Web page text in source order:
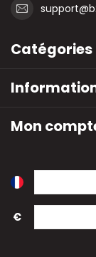
Catégories
Mon
€